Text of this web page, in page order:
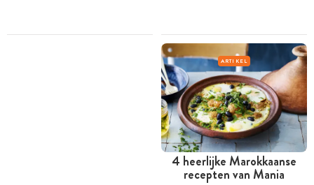
ARTIKEL
4 heerlijke Marokkaanse
recepten van Mania